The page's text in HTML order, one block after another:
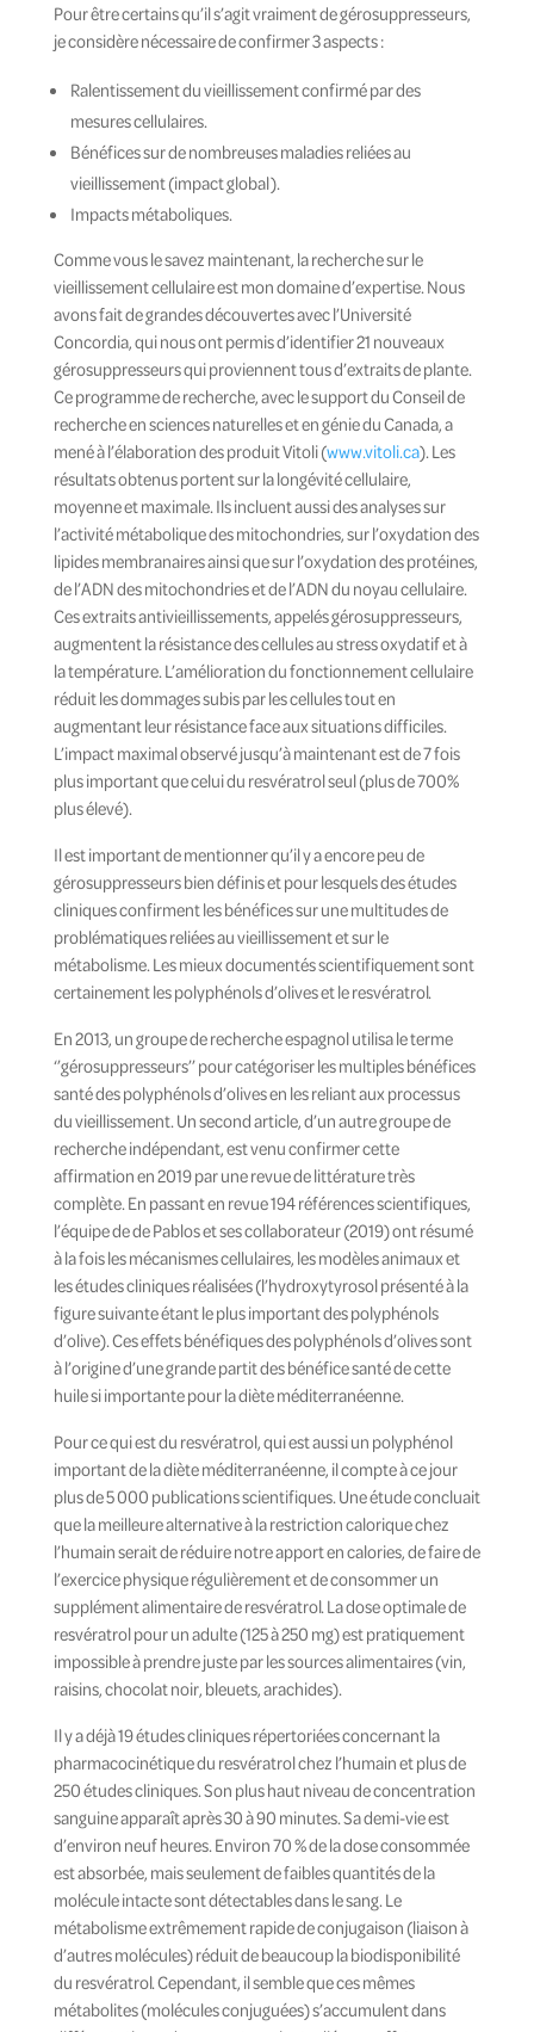
Pour être certains qu’il s’agit vraiment de gérosuppresseurs,
je considère nécessaire de confirmer 3 aspects :
Ralentissement du vieillissement confirmé par des
mesures cellulaires.
Bénéfices sur de nombreuses maladies reliées au
vieillissement (impact global).
Impacts métaboliques.
Comme vous le savez maintenant, la recherche sur le
vieillissement cellulaire est mon domaine d’expertise. Nous
avons fait de grandes découvertes avec l’Université
Concordia, qui nous ont permis d’identifier 21 nouveaux
gérosuppresseurs qui proviennent tous d’extraits de plante.
Ce programme de recherche, avec le support du Conseil de
recherche en sciences naturelles et en génie du Canada, a
mené à l’élaboration des produit Vitoli (www.vitoli.ca). Les
résultats obtenus portent sur la longévité cellulaire,
moyenne et maximale. Ils incluent aussi des analyses sur
l’activité métabolique des mitochondries, sur l’oxydation des
lipides membranaires ainsi que sur l’oxydation des protéines,
de l’ADN des mitochondries et de l’ADN du noyau cellulaire.
Ces extraits antivieillissements, appelés gérosuppresseurs,
augmentent la résistance des cellules au stress oxydatif et à
la température. L’amélioration du fonctionnement cellulaire
réduit les dommages subis par les cellules tout en
augmentant leur résistance face aux situations difficiles.
L’impact maximal observé jusqu’à maintenant est de 7 fois
plus important que celui du resvératrol seul (plus de 700%
plus élevé).
Il est important de mentionner qu’il y a encore peu de
gérosuppresseurs bien définis et pour lesquels des études
cliniques confirment les bénéfices sur une multitudes de
problématiques reliées au vieillissement et sur le
métabolisme. Les mieux documentés scientifiquement sont
certainement les polyphénols d’olives et le resvératrol.
En 2013, un groupe de recherche espagnol utilisa le terme
‘’gérosuppresseurs’’ pour catégoriser les multiples bénéfices
santé des polyphénols d’olives en les reliant aux processus
du vieillissement. Un second article, d’un autre groupe de
recherche indépendant, est venu confirmer cette
affirmation en 2019 par une revue de littérature très
complète. En passant en revue 194 références scientifiques,
l’équipe de de Pablos et ses collaborateur (2019) ont résumé
à la fois les mécanismes cellulaires, les modèles animaux et
les études cliniques réalisées (l’hydroxytyrosol présenté à la
figure suivante étant le plus important des polyphénols
d’olive). Ces effets bénéfiques des polyphénols d’olives sont
à l’origine d’une grande partit des bénéfice santé de cette
huile si importante pour la diète méditerranéenne.
Pour ce qui est du resvératrol, qui est aussi un polyphénol
important de la diète méditerranéenne, il compte à ce jour
plus de 5 000 publications scientifiques. Une étude concluait
que la meilleure alternative à la restriction calorique chez
l’humain serait de réduire notre apport en calories, de faire de
l’exercice physique régulièrement et de consommer un
supplément alimentaire de resvératrol. La dose optimale de
resvératrol pour un adulte (125 à 250 mg) est pratiquement
impossible à prendre juste par les sources alimentaires (vin,
raisins, chocolat noir, bleuets, arachides).
Il y a déjà 19 études cliniques répertoriées concernant la
pharmacocinétique du resvératrol chez l’humain et plus de
250 études cliniques. Son plus haut niveau de concentration
sanguine apparaît après 30 à 90 minutes. Sa demi-vie est
d’environ neuf heures. Environ 70 % de la dose consommée
est absorbée, mais seulement de faibles quantités de la
molécule intacte sont détectables dans le sang. Le
métabolisme extrêmement rapide de conjugaison (liaison à
d’autres molécules) réduit de beaucoup la biodisponibilité
du resvératrol. Cependant, il semble que ces mêmes
métabolites (molécules conjuguées) s’accumulent dans